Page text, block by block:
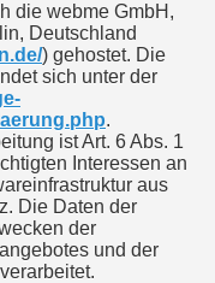
die webme GmbH,
Deutschland
) gehostet. Die
sich unter der
.
ist Art. 6 Abs. 1
Interessen an
aus
Die Daten der
der
und der